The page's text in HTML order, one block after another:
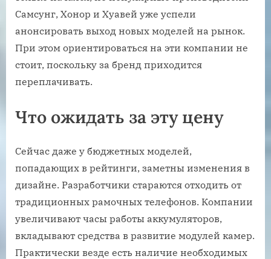
Самсунг, Хонор и Хуавей уже успели
анонсировать выход новых моделей на рынок.
При этом ориентироваться на эти компании не
стоит, поскольку за бренд приходится
переплачивать.
Что ожидать за эту цену
Сейчас даже у бюджетных моделей,
попадающих в рейтинги, заметны изменения в
дизайне. Разработчики стараются отходить от
традиционных рамочных телефонов. Компании
увеличивают часы работы аккумуляторов,
вкладывают средства в развитие модулей камер.
Практически везде есть наличие необходимых